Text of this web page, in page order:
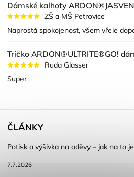
Dámské kalhoty
ZŠ a MŠ Petrovice
Naprostá spokojenost, všem vřele
Tričko ARDON®ULTRITE®GO!
Ruda Glasser
Super
ČLÁNKY
Potisk a výšivka na oděvy – jak na to
7.7.2026